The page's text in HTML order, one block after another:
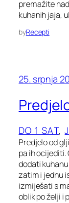
premažite
kuhanih jaja,
byRecepti
25. srpnja
DO 1 SAT,
Predjelo od
pa ih ocijediti.
dodati
zatim i jednu
izmiješati s
oblik po želji i